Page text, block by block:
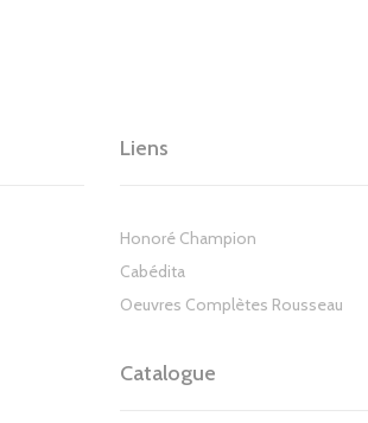
Liens
Honoré Champion
Cabédita
Oeuvres Complètes Rousseau
Catalogue